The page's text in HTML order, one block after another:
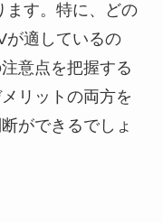
ます。特に、どの
が適しているの
意点を把握する
リットの両方を
ができるでしょ